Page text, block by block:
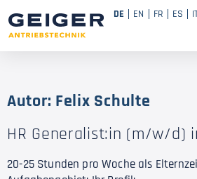
DE EN FR ES
Autor: Felix Schulte
HR Generalist:in (m/w/d)
20-25 Stunden pro Woche als